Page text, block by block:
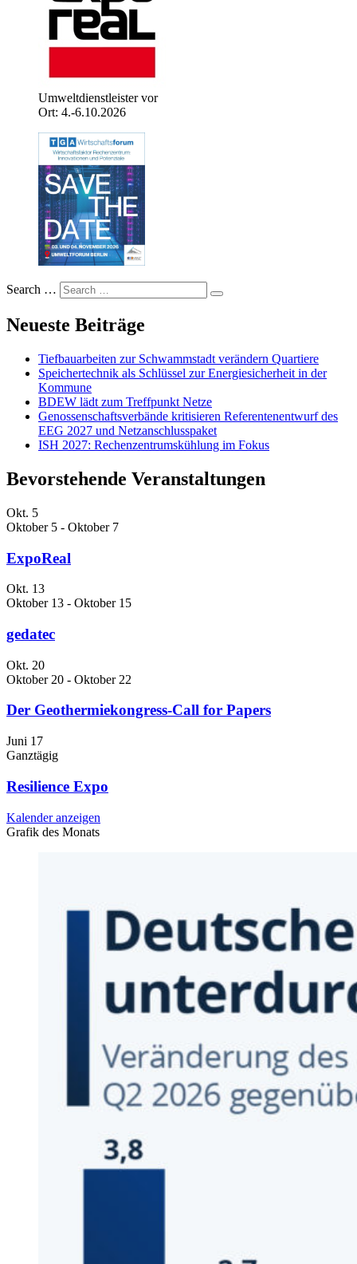
Umweltdienstleister vor
Ort: 4.-6.10.2026
Search …
Neueste Beiträge
Tiefbauarbeiten zur Schwammstadt verändern Quartiere
Speichertechnik als Schlüssel zur Energiesicherheit in der
Kommune
BDEW lädt zum Treffpunkt Netze
Genossenschaftsverbände kritisieren Referentenentwurf des
EEG 2027 und Netzanschlusspaket
ISH 2027: Rechenzentrumskühlung im Fokus
Bevorstehende Veranstaltungen
Okt. 5
Oktober 5 - Oktober 7
ExpoReal
Okt. 13
Oktober 13 - Oktober 15
gedatec
Okt. 20
Oktober 20 - Oktober 22
Der Geothermiekongress-Call for Papers
Juni 17
Ganztägig
Resilience Expo
Kalender anzeigen
Grafik des Monats